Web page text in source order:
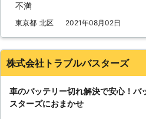
救護車
ーで統
ブース
ぐ ③ジ
ーにエ
り込む ④
い」 このような症状が出た際は、車
ー上が
専門の
不満
東京都 北区 2021年08月02日
株式会社トラブルバスターズ
車のバッテリー切れ解決で安心！バ
スターズにおまかせ